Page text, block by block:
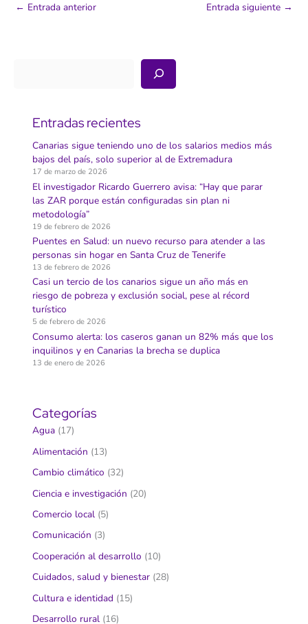
← Entrada anterior Entrada siguiente →
Entradas recientes
Canarias sigue teniendo uno de los salarios medios más
bajos del país, solo superior al de Extremadura
17 de marzo de 2026
El investigador Ricardo Guerrero avisa: “Hay que parar
las ZAR porque están configuradas sin plan ni
metodología”
19 de febrero de 2026
Puentes en Salud: un nuevo recurso para atender a las
personas sin hogar en Santa Cruz de Tenerife
13 de febrero de 2026
Casi un tercio de los canarios sigue un año más en
riesgo de pobreza y exclusión social, pese al récord
turístico
5 de febrero de 2026
Consumo alerta: los caseros ganan un 82% más que los
inquilinos y en Canarias la brecha se duplica
13 de enero de 2026
Categorías
Agua (17)
Alimentación (13)
Cambio climático (32)
Ciencia e investigación (20)
Comercio local (5)
Comunicación (3)
Cooperación al desarrollo (10)
Cuidados, salud y bienestar (28)
Cultura e identidad (15)
Desarrollo rural (16)